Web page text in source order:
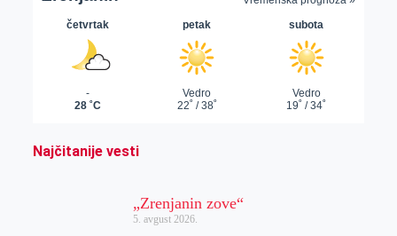
Najčitanije vesti
„Zrenjanin zove“
5. avgust 2026.